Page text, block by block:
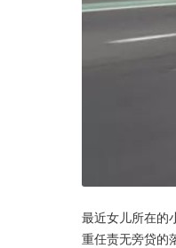
最近女儿所在的
重任责无旁贷的